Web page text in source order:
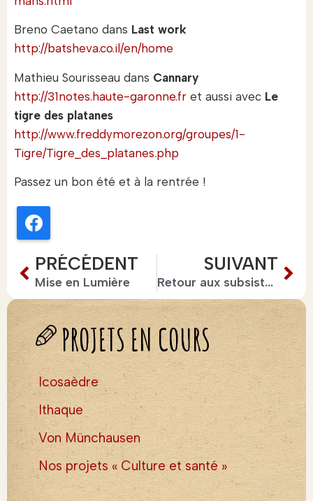
Breno Caetano dans Last work
http://batsheva.co.il/en/home
Mathieu Sourisseau dans Cannary
http://31notes.haute-garonne.fr et aussi avec Le
tigre des platanes
http://www.freddymorezon.org/groupes/1-
Tigre/Tigre_des_platanes.php
Passez un bon été et à la rentrée !
PRÉCÉDENT
Mise en Lumière
SUIVANT
Retour aux subsistances
PROJETS EN COURS
Icosaèdre
Ithaque
Von Münchausen
Nos projets « Culture et santé »